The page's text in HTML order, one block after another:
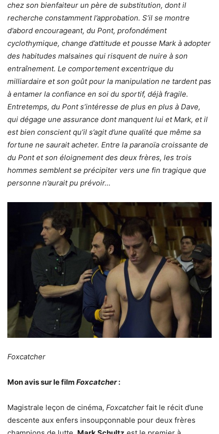
chez son bienfaiteur un père de substitution, dont il
recherche constamment l’approbation. S’il se montre
d’abord encourageant, du Pont, profondément
cyclothymique, change d’attitude et pousse Mark à adopter
des habitudes malsaines qui risquent de nuire à son
entraînement. Le comportement excentrique du
milliardaire et son goût pour la manipulation ne tardent pas
à entamer la confiance en soi du sportif, déjà fragile.
Entretemps, du Pont s’intéresse de plus en plus à Dave,
qui dégage une assurance dont manquent lui et Mark, et il
est bien conscient qu’il s’agit d’une qualité que même sa
fortune ne saurait acheter. Entre la paranoïa croissante de
du Pont et son éloignement des deux frères, les trois
hommes semblent se précipiter vers une fin tragique que
personne n’aurait pu prévoir…
Foxcatcher
Mon avis sur le film Foxcatcher:
Magistrale leçon de cinéma, Foxcatcher fait le récit d’une
descente aux enfers insoupçonnable pour deux frères